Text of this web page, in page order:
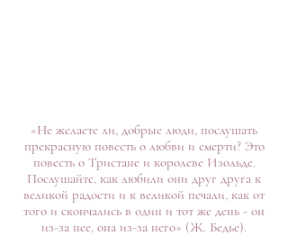
«Не желаете ли, добрые люди, послушать
прекрасную повесть о любви и смерти? Это
повесть о Тристане и королеве Изольде.
Послушайте, как любили они друг друга к
великой радости и к великой печали, как от
того и скончались в один и тот же день - он
из-за нее, она из-за него» (Ж. Бедье).